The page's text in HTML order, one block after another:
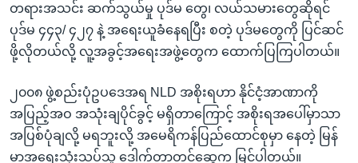
တရားအသင်း ဆက်သွယ်မှု ပုဒ်မ တွေ၊ လယ်သမားတွေဆိုရင်
ပုဒ်မ ၄၄၃/ ၄၂၇ နဲ့ အရေးယူခံနေရပြီး စတဲ့ ပုဒ်မတွေကို ပြင်ဆင်
ဖို့လိုတယ်လို့ လူ့အခွင့်အရေးအဖွဲ့တွေက ထောက်ပြကြပါတယ်။
၂၀၀၈ ဖွဲ့စည်းပုံဥပဒေအရ NLD အစိုးရဟာ နိုင်ငံ့အာဏာကို
အပြည့်အဝ အသုံးချပိုင်ခွင့် မရှိတာကြောင့် အစိုးရအပေါ်မှာသာ
အပြစ်ပုံချလို့ မရဘူးလို့ အမေရိကန်ပြည်ထောင်စုမှာ နေတဲ့ မြန်
မာ့အရေးသုံးသပ်သူ ဒေါက်တာတင့်ဆွေက မြင်ပါတယ်။